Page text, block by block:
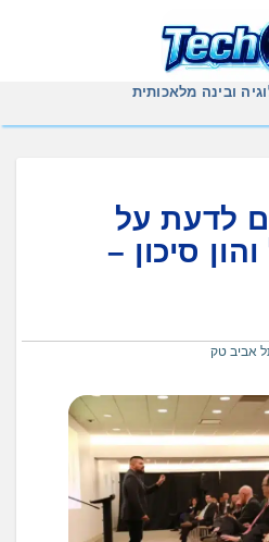
ובינה מלאכותית
לדעת על
סיכון –
אביב טק